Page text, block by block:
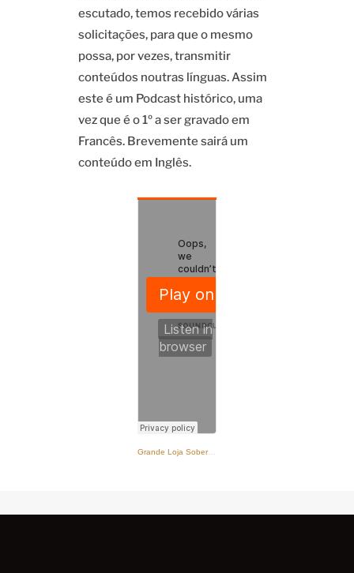
escutado, temos recebido várias
solicitações, para que o mesmo
possa, por vezes, transmitir
conteúdos noutras línguas. Assim
este é um Podcast histórico, uma
vez que é o 1º a ser gravado em
Francês. Brevemente sairá um
conteúdo em Inglês.
Grande Loja Soberana de Portugal